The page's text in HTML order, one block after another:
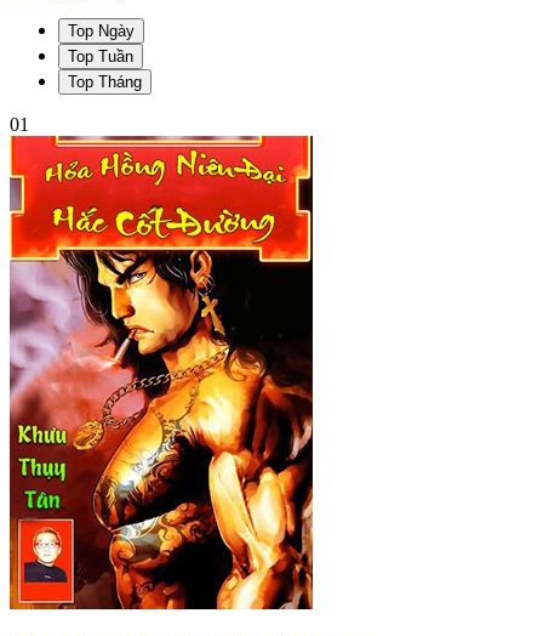
Top Ngày
Top Tuần
Top Tháng
01